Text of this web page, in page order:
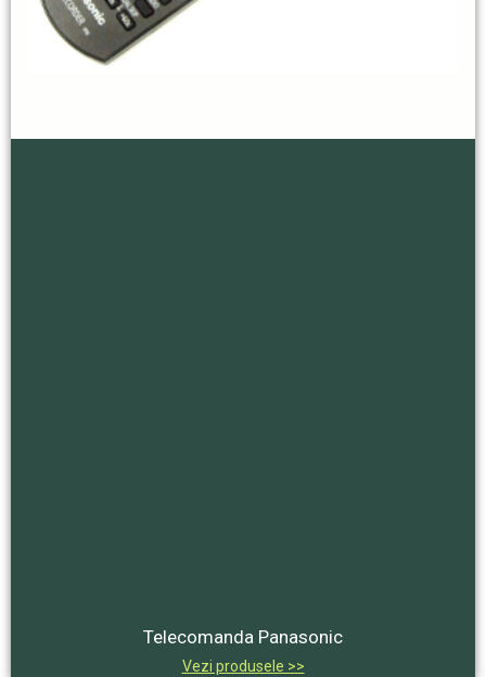
Telecomanda Panasonic
Vezi produsele >>